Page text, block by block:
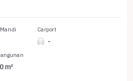
Carport
-
m²